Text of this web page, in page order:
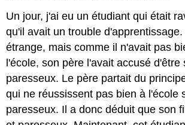
Un jour, j'ai eu un étudiant qui était
qu'il avait un trouble
étrange, mais comme il n'avait pas
l'école, son père l'avait accusé d'être
paresseux. Le père partait du
qui ne réussissent pas bien à l'école
paresseux. Il a donc déduit que son